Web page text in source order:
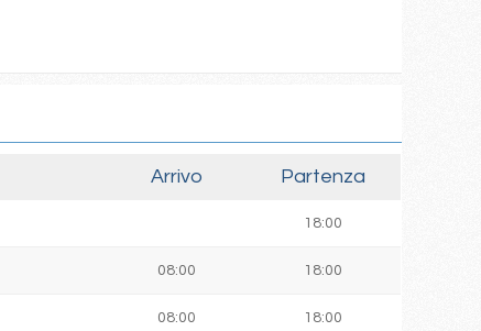
Arrivo Partenza
18:00
08:00 18:00
08:00 18:00